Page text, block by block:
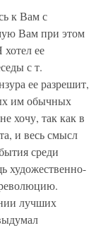
к Вам с
Вам при этом
ее
с т.
ее разрешит,
им обычных
хочу, так как в
и весь смысл
среди
художественно-
лучших